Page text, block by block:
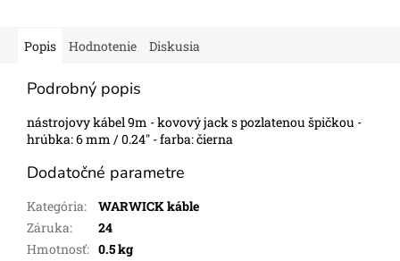
Popis Hodnotenie Diskusia
Podrobný popis
nástrojovy kábel 9m - kovový jack s pozlatenou špičkou -
hrúbka: 6 mm / 0.24" - farba: čierna
Dodatočné parametre
Kategória:
WARWICK káble
Záruka:
24
Hmotnosť: 0.5 kg